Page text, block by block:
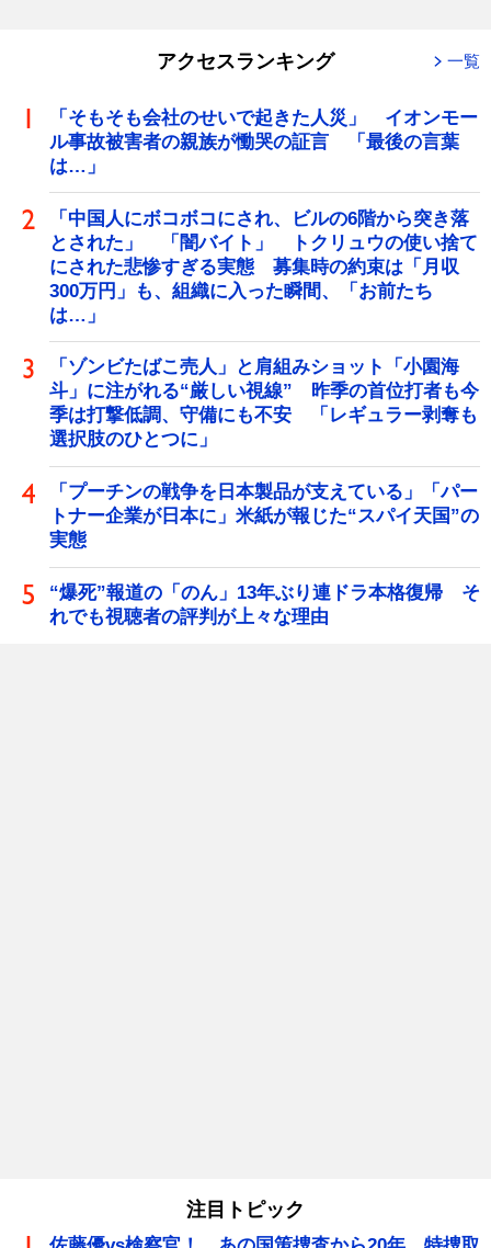
アクセスランキング 一覧
「そもそも会社のせいで起きた人災」 イオンモー
ル事故被害者の親族が慟哭の証言 「最後の言葉
は…」
「中国人にボコボコにされ、ビルの6階から突き落
とされた」 「闇バイト」 トクリュウの使い捨て
にされた悲惨すぎる実態 募集時の約束は「月収
300万円」も、組織に入った瞬間、「お前たち
は…」
「ゾンビたばこ売人」と肩組みショット「小園海
斗」に注がれる“厳しい視線” 昨季の首位打者も今
季は打撃低調、守備にも不安 「レギュラー剥奪も
選択肢のひとつに」
「プーチンの戦争を日本製品が支えている」「パー
トナー企業が日本に」米紙が報じた“スパイ天国”の
実態
“爆死”報道の「のん」13年ぶり連ドラ本格復帰 そ
れでも視聴者の評判が上々な理由
注目トピック